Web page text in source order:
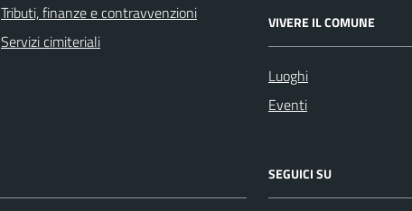
Tributi, finanze e contravvenzioni
Servizi cimiteriali
VIVERE IL COMUNE
Luoghi
Eventi
SEGUICI SU